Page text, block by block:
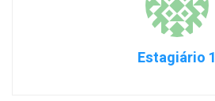
Estagiário 1